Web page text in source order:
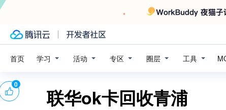
首页 学习 活动 专区 圈层 工具
联华ok卡回收青浦
0